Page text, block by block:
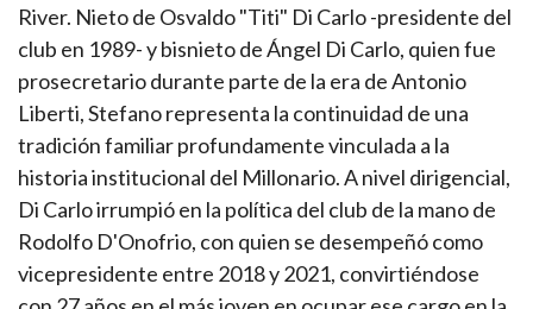
River. Nieto de Osvaldo "Titi" Di Carlo -presidente del
club en 1989- y bisnieto de Ángel Di Carlo, quien fue
prosecretario durante parte de la era de Antonio
Liberti, Stefano representa la continuidad de una
tradición familiar profundamente vinculada a la
historia institucional del Millonario. A nivel dirigencial,
Di Carlo irrumpió en la política del club de la mano de
Rodolfo D'Onofrio, con quien se desempeñó como
vicepresidente entre 2018 y 2021, convirtiéndose